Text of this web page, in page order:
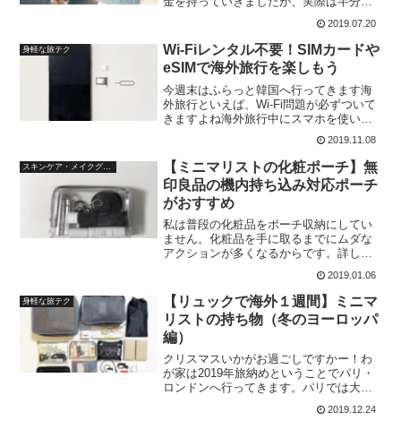
使いませんでした。▼現金を使ったシー
ンと金額・タクシー（€８）乗車７回中１
回がクレカ読み取り機故障だった為・バ
ス（€４）回数券をクレカ
2019.07.20
身軽な旅テク
Wi-Fiレンタル不要！SIMカードや
eSIMで海外旅行を楽しもう
今週末はふらっと韓国へ行ってきます海
外旅行といえば、Wi-Fi問題が必ずついて
きますよね海外旅行中にスマホを使いた
い場合、この３つのどれかになります海
外パケットプランを使うガラケー時代か
らありますが、請求がバカ高くなるので
候補からは外れます
2019.11.08
【ミニマリストの化粧ポーチ】無
印良品の機内持ち込み対応ポーチ
がおすすめ
私は普段の化粧品をポーチ収納にしてい
ません。化粧品を手に取るまでにムダな
アクションが多くなるからです。詳しく
はこちらの記事をどうぞそんな私が、ど
こかにお泊りの時にだけ化粧ポーチを使
います。化粧ポーチは、無印良品のＴＰ
Ｕ機内持込用ケース（税込
2019.01.06
身軽な旅テク
【リュックで海外１週間】ミニマ
リストの持ち物（冬のヨーロッパ
編）
クリスマスいかがお過ごしですかー！わ
が家は2019年旅納めということでパリ・
ロンドンへ行ってきます。パリでは大規
模ストが連日行われていて、ユーロスタ
ーがキャンセルされたり、行く前からド
2019.12.24